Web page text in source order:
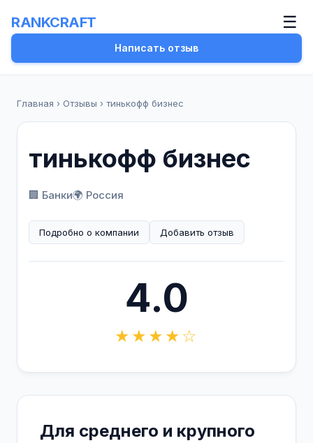
RANKCRAFT ☰
Написать отзыв
Главная › Отзывы › тинькофф бизнес
тинькофф бизнес
🏢 Банки🌍 Россия
Подробно о компании Добавить отзыв
4.0
★★★★☆
Для среднего и крупного